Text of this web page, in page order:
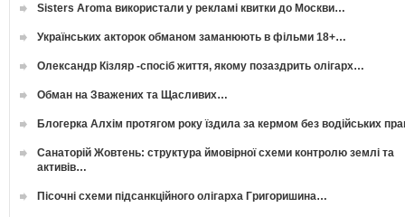
Sisters Aroma використали у рекламі квитки до Москви…
Українських акторок обманом заманюють в фільми 18+…
Олександр Кізляр -спосіб життя, якому позаздрить олігарх…
Обман на Зважених та Щасливих…
Блогерка Алхім протягом року їздила за кермом без водійських
Санаторій Жовтень: структура ймовірної схеми контролю землі та
активів…
Пісочні схеми підсанкційного олігарха Григоришина…